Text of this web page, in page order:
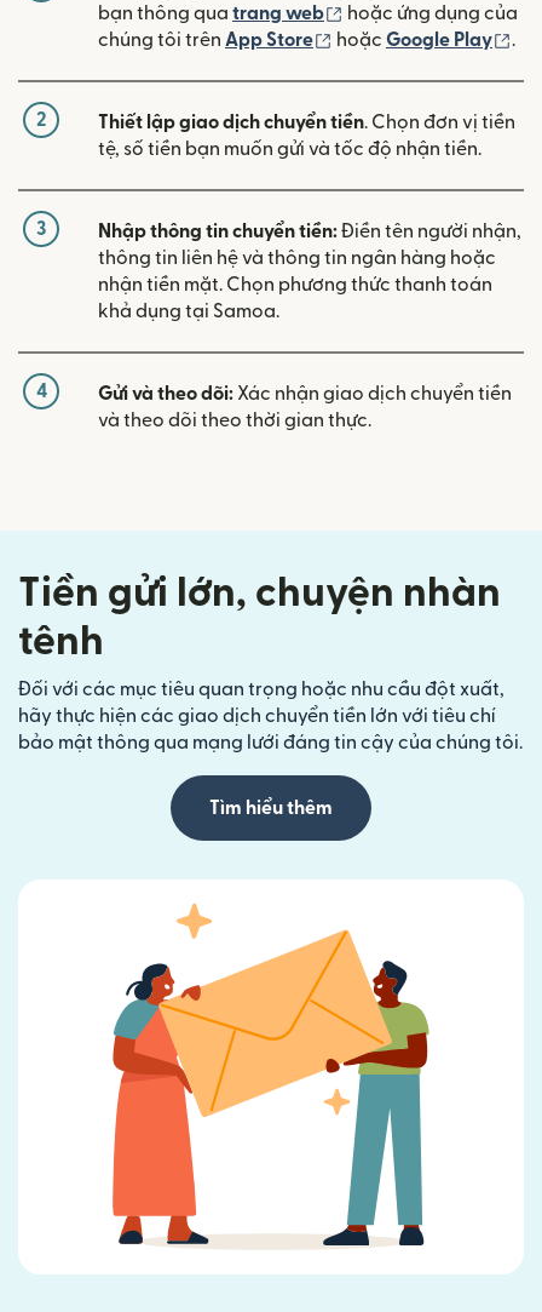
bạn thông qua trang web (mở trong cửa sổ mới)
hoặc ứng dụng của
chúng tôi trên App Store (mở trong cửa sổ mới)
hoặc Google Play .
2 Thiết lập giao dịch chuyển tiền. Chọn đơn vị tiền
tệ, số tiền bạn muốn gửi và tốc độ nhận tiền.
3 Nhập thông tin chuyển tiền:Điền tên người nhận,
thông tin liên hệ và thông tin ngân hàng hoặc
nhận tiền mặt. Chọn phương thức thanh toán
khả dụng tại Samoa.
4 Gửi và theo dõi: Xác nhận giao dịch chuyển tiền
và theo dõi theo thời gian thực.
Tiền gửi lớn, chuyện nhàn
tênh
Đối với các mục tiêu quan trọng hoặc nhu cầu đột xuất,
hãy thực hiện các giao dịch chuyển tiền lớn với tiêu chí
bảo mật thông qua mạng lưới đáng tin cậy của chúng tôi.
Tìm hiểu thêm